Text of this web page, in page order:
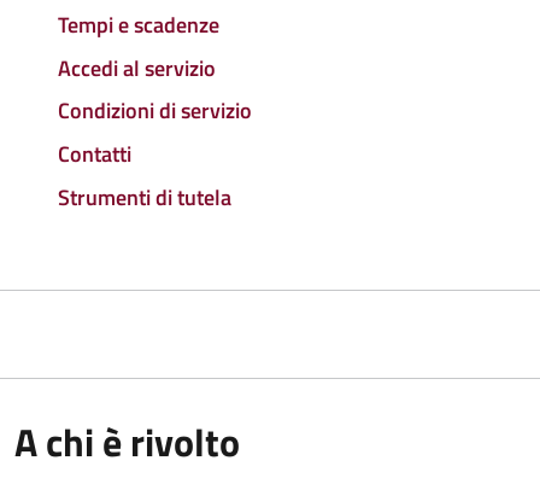
Tempi e scadenze
Accedi al servizio
Condizioni di servizio
Contatti
Strumenti di tutela
A chi è rivolto